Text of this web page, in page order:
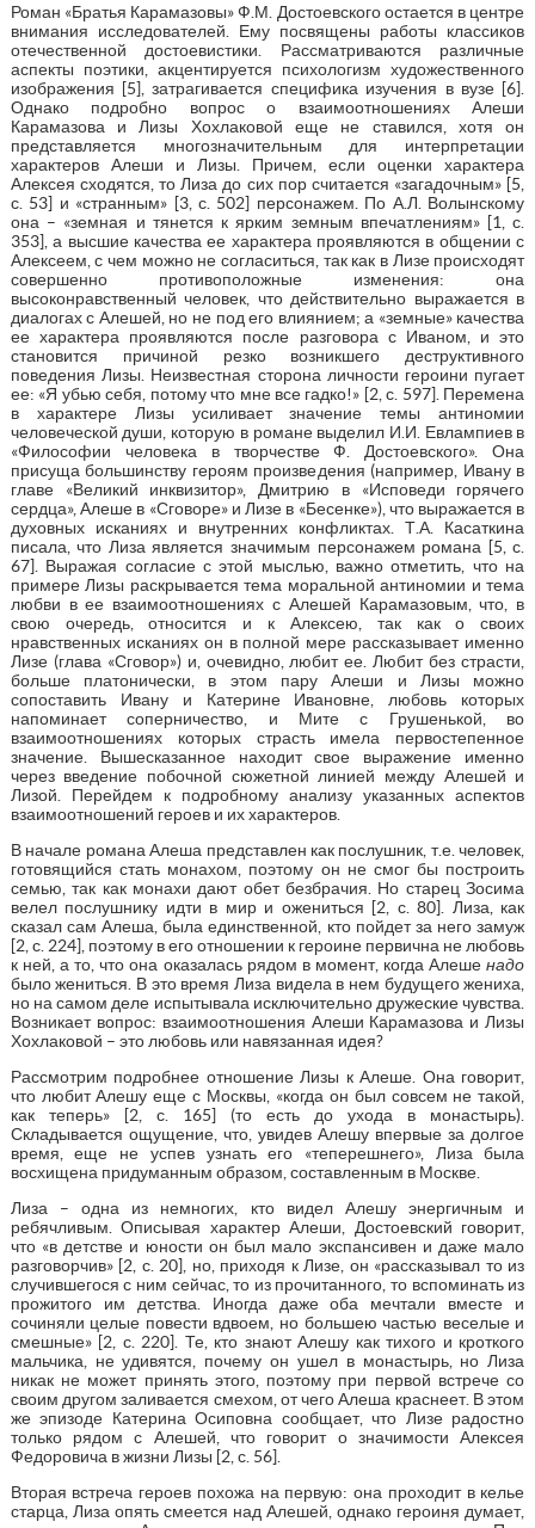
Роман «Братья Карамазовы» Ф.М. Достоевского остается в центре
внимания исследователей. Ему посвящены работы классиков
отечественной достоевистики. Рассматриваются различные
аспекты поэтики, акцентируется психологизм художественного
изображения [5], затрагивается специфика изучения в вузе [6].
Однако подробно вопрос о взаимоотношениях Алеши
Карамазова и Лизы Хохлаковой еще не ставился, хотя он
представляется многозначительным для интерпретации
характеров Алеши и Лизы. Причем, если оценки характера
Алексея сходятся, то Лиза до сих пор считается «загадочным» [5,
с. 53] и «странным» [3, с. 502] персонажем. По А.Л. Волынскому
она – «земная и тянется к ярким земным впечатлениям» [1, с.
353], а высшие качества ее характера проявляются в общении с
Алексеем, с чем можно не согласиться, так как в Лизе происходят
совершенно противоположные изменения: она
высоконравственный человек, что действительно выражается в
диалогах с Алешей, но не под его влиянием; а «земные» качества
ее характера проявляются после разговора с Иваном, и это
становится причиной резко возникшего деструктивного
поведения Лизы. Неизвестная сторона личности героини пугает
ее: «Я убью себя, потому что мне все гадко!» [2, с. 597]. Перемена
в характере Лизы усиливает значение темы антиномии
человеческой души, которую в романе выделил И.И. Евлампиев в
«Философии человека в творчестве Ф. Достоевского». Она
присуща большинству героям произведения (например, Ивану в
главе «Великий инквизитор», Дмитрию в «Исповеди горячего
сердца», Алеше в «Сговоре» и Лизе в «Бесенке»), что выражается в
духовных исканиях и внутренних конфликтах. Т.А. Касаткина
писала, что Лиза является значимым персонажем романа [5, с.
67]. Выражая согласие с этой мыслью, важно отметить, что на
примере Лизы раскрывается тема моральной антиномии и тема
любви в ее взаимоотношениях с Алешей Карамазовым, что, в
свою очередь, относится и к Алексею, так как о своих
нравственных исканиях он в полной мере рассказывает именно
Лизе (глава «Сговор») и, очевидно, любит ее. Любит без страсти,
больше платонически, в этом пару Алеши и Лизы можно
сопоставить Ивану и Катерине Ивановне, любовь которых
напоминает соперничество, и Мите с Грушенькой, во
взаимоотношениях которых страсть имела первостепенное
значение. Вышесказанное находит свое выражение именно
через введение побочной сюжетной линией между Алешей и
Лизой. Перейдем к подробному анализу указанных аспектов
взаимоотношений героев и их характеров.
В начале романа Алеша представлен как послушник, т.е. человек,
готовящийся стать монахом, поэтому он не смог бы построить
семью, так как монахи дают обет безбрачия. Но старец Зосима
велел послушнику идти в мир и ожениться [2, с. 80]. Лиза, как
сказал сам Алеша, была единственной, кто пойдет за него замуж
[2, с. 224], поэтому в его отношении к героине первична не любовь
к ней, а то, что она оказалась рядом в момент, когда Алешенадо
было жениться. В это время Лиза видела в нем будущего жениха,
но на самом деле испытывала исключительно дружеские чувства.
Возникает вопрос: взаимоотношения Алеши Карамазова и Лизы
Хохлаковой – это любовь или навязанная идея?
Рассмотрим подробнее отношение Лизы к Алеше. Она говорит,
что любит Алешу еще с Москвы, «когда он был совсем не такой,
как теперь» [2, с. 165] (то есть до ухода в монастырь).
Складывается ощущение, что, увидев Алешу впервые за долгое
время, еще не успев узнать его «теперешнего», Лиза была
восхищена придуманным образом, составленным в Москве.
Лиза – одна из немногих, кто видел Алешу энергичным и
ребячливым. Описывая характер Алеши, Достоевский говорит,
что «в детстве и юности он был мало экспансивен и даже мало
разговорчив» [2, с. 20], но, приходя к Лизе, он «рассказывал то из
случившегося с ним сейчас, то из прочитанного, то вспоминать из
прожитого им детства. Иногда даже оба мечтали вместе и
сочиняли целые повести вдвоем, но большею частью веселые и
смешные» [2, с. 220]. Те, кто знают Алешу как тихого и кроткого
мальчика, не удивятся, почему он ушел в монастырь, но Лиза
никак не может принять этого, поэтому при первой встрече со
своим другом заливается смехом, от чего Алеша краснеет. В этом
же эпизоде Катерина Осиповна сообщает, что Лизе радостно
только рядом с Алешей, что говорит о значимости Алексея
Федоровича в жизни Лизы [2, с. 56].
Вторая встреча героев похожа на первую: она проходит в келье
старца, Лиза опять смеется над Алешей, однако героиня думает,